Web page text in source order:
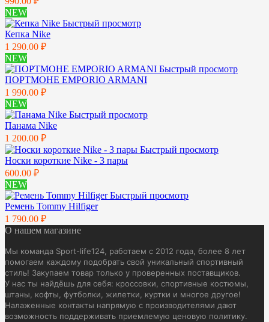
NEW
Быстрый просмотр
Кепка Nike
1 290.00 ₽
NEW
Быстрый просмотр
ПОРТМОНЕ EMPORIO ARMANI
1 990.00 ₽
NEW
Быстрый просмотр
Панама Nike
1 200.00 ₽
Быстрый просмотр
Носки короткие Nike - 3 пары
600.00 ₽
NEW
Быстрый просмотр
Ремень Tommy Hilfiger
1 790.00 ₽
О нашем магазине
Мы команда Sport-life124, работаем с 2012 года, более 8 лет
помогаем каждому подобрать свой уникальный спортивный
стиль! Закупаем товар только у проверенных поставщиков.
У нас ты найдёшь для себя: кроссовки, спортивные костюмы,
штаны, кофты, футболки, жилетки, куртки и многое другое!
Налаженные контакты напрямую с производителями дают
возможность поддерживать приемлемую ценовую политику.